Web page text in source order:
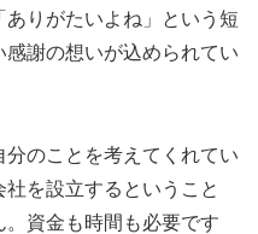
りがたいよね」という短
謝の想いが込められてい
のことを考えてくれてい
を設立するということ
資金も時間も必要です